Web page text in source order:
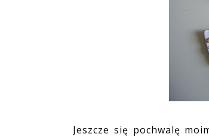
Jeszcze się pochwalę